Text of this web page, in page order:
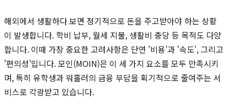
해외에서 생활하다 보면 정기적으로 돈을 주고받아야 하는 상황
이 발생합니다. 학비 납부, 월세 지불, 생활비 충당 등 목적도 다양
합니다. 이때 가장 중요한 고려사항은 단연 '비용'과 '속도', 그리고
'편의성'입니다. 모인(MOIN)은 이 세 가지 요소를 모두 만족시키
며, 특히 유학생과 워홀러의 금융 부담을 획기적으로 줄여주는 서
비스로 각광받고 있습니다.